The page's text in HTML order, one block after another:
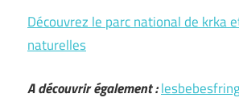
Découvrez le parc national de krka
naturelles
A découvrir également :